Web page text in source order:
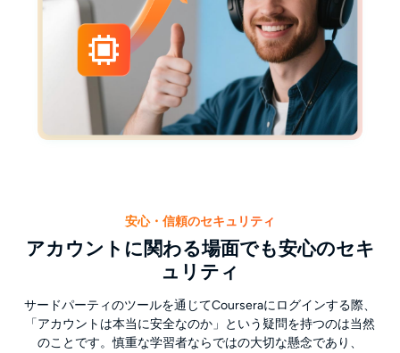
安心・信頼のセキュリティ
アカウントに関わる場面でも安心のセキ
ュリティ
サードパーティのツールを通じてCourseraにログインする際、
「アカウントは本当に安全なのか」という疑問を持つのは当然
のことです。慎重な学習者ならではの大切な懸念であり、